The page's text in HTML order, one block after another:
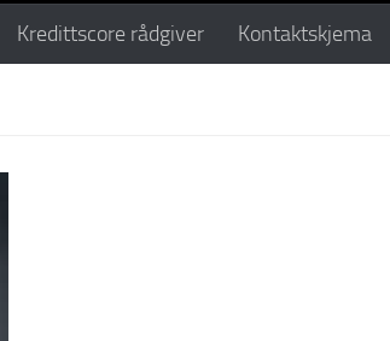
Kredittscore rådgiver Kontaktskjema